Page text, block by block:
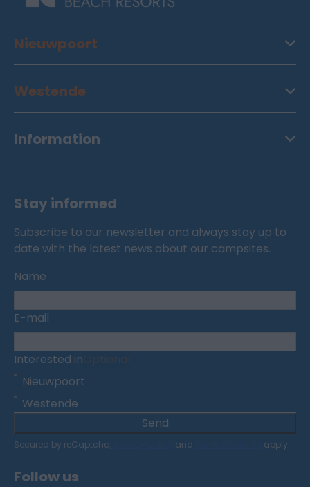
Nieuwpoort
Westende
Information
Stay informed
Subscribe to our newsletter and always stay up to
date with the latest news about our campsites.
Name
E-mail
Interested in
Nieuwpoort
Westende
Send
Secured by reCaptcha, and apply.
Follow us